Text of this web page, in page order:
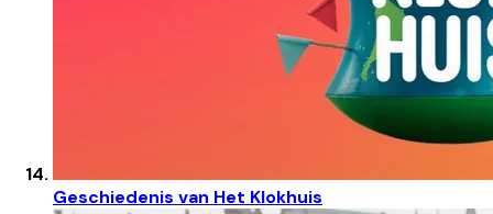
Geschiedenis van Het Klokhuis